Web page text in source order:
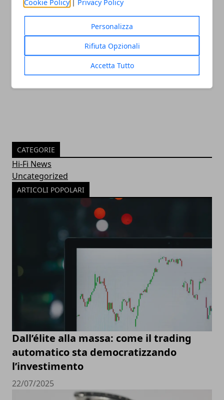
Cookie Policy Privacy Policy
Personalizza
Rifiuta Opzionali
Accetta Tutto
Come cambia la SEO nel 2023 e perché è
essenziale per la visibilità
CATEGORIE
Hi-Fi News
Uncategorized
ARTICOLI POPOLARI
Dall’élite alla massa: come il trading
automatico sta democratizzando
l’investimento
22/07/2025